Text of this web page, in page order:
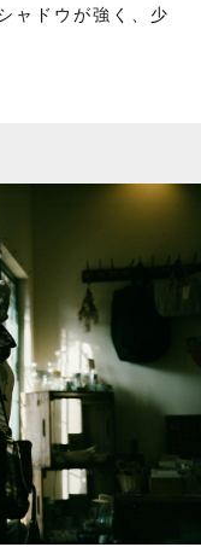
ャドウが強く、少